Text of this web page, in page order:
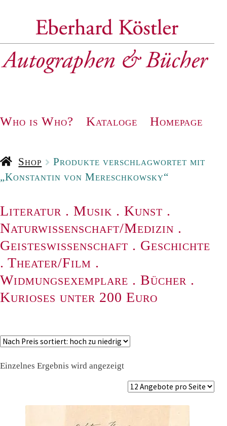
Navigation
Who is Who? Kataloge Homepage
Shop
Produkte verschlagwortet mit
„Konstantin von Mereschkowsky“
Literatur . Musik . Kunst .
Naturwissenschaft/Medizin .
Geisteswissenschaft . Geschichte
. Theater/Film .
Widmungsexemplare . Bücher .
Kurioses unter 200 Euro
Einzelnes Ergebnis wird angezeigt